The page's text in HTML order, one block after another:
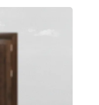
الخشب